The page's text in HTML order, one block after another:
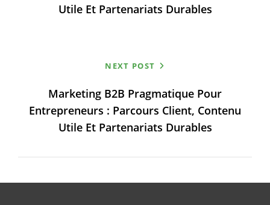
Utile Et Partenariats Durables
NEXT POST
Marketing B2B Pragmatique Pour
Entrepreneurs : Parcours Client, Contenu
Utile Et Partenariats Durables